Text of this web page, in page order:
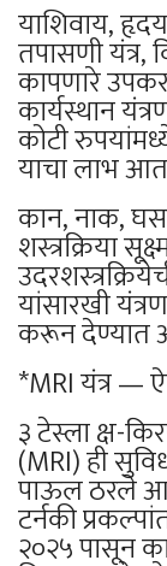
याशिवाय,
तपासणी यंत्र,
कापणारे
कार्यस्थान
कोटी
याचा लाभ
कान, नाक,
शस्त्रक्रिया
यांसारखी
करून
*MRI यंत्र —
३ टेस्ला क्ष-
(MRI) ही
पाऊल ठरले
टर्नकी
२०२५ पासून